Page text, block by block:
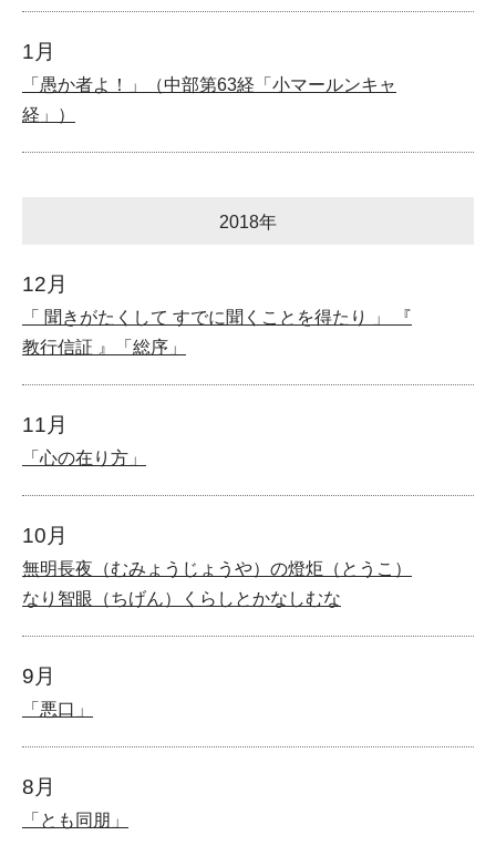
1月
「愚か者よ！」（中部第63経「小マールンキャ
経」）
2018年
12月
「 聞きがたくして すでに聞くことを得たり 」 『
教行信証 』「総序」
11月
「心の在り方」
10月
無明長夜（むみょうじょうや）の燈炬（とうこ）
なり智眼（ちげん）くらしとかなしむな
9月
「悪口」
8月
「とも同朋」